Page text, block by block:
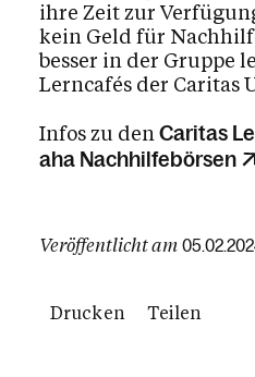
Kalender
ihre Zeit zur
kein Geld für
besser in der Gruppe
Lerncafés der Caritas
Infos zu denCaritas
aha Nachhilfebörsen
Veröffentlicht am
Drucken Teilen